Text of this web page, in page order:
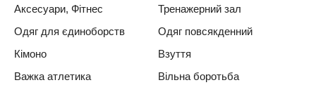
Аксесуари, Фітнес
Тренажерний зал
Одяг для єдиноборств
Одяг повсякденний
Кімоно
Взуття
Важка атлетика
Вільна боротьба